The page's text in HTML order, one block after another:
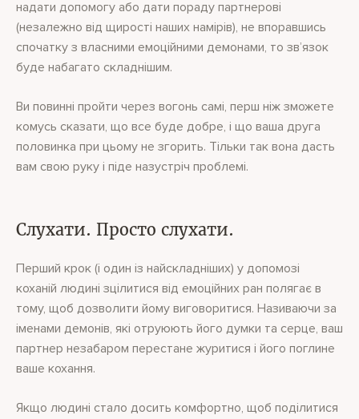
надати допомогу або дати пораду партнерові
(незалежно від щирості наших намірів), не впоравшись
спочатку з власними емоційними демонами, то зв’язок
буде набагато складнішим.
Ви повинні пройти через вогонь самі, перш ніж зможете
комусь сказати, що все буде добре, і що ваша друга
половинка при цьому не згорить. Тільки так вона дасть
вам свою руку і піде назустріч проблемі.
Слухати. Просто слухати.
Перший крок (і один із найскладніших) у допомозі
коханій людині зцілитися від емоційних ран полягає в
тому, щоб дозволити йому виговоритися. Називаючи за
іменами демонів, які отруюють його думки та серце, ваш
партнер незабаром перестане журитися і його поглине
ваше кохання.
Якщо людині стало досить комфортно, щоб поділитися